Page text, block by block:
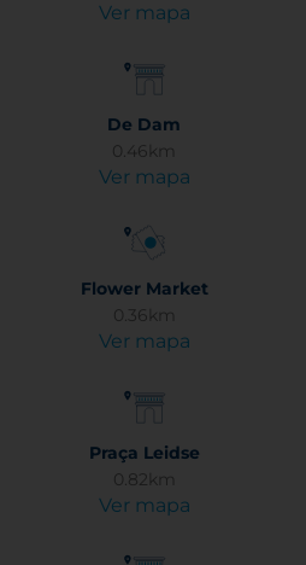
Ver mapa
De Dam
0.46km
Ver mapa
Flower Market
0.36km
Ver mapa
Praça Leidse
0.82km
Ver mapa